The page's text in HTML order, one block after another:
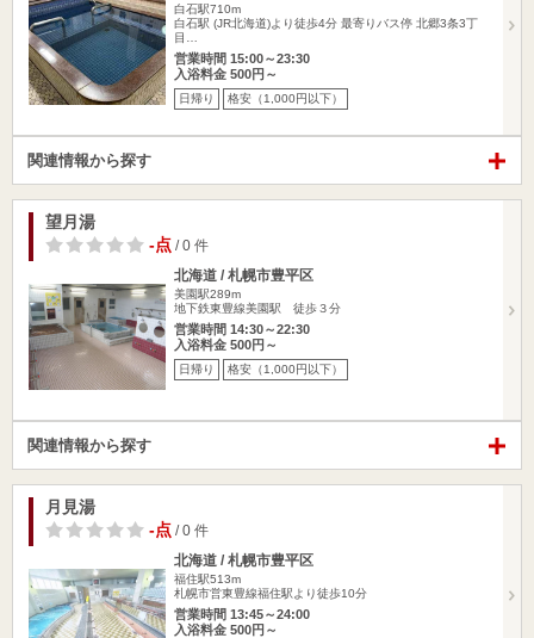
白石駅710m
白石駅 (JR北海道)より徒歩4分 最寄りバス停 北郷3条3丁
目…
営業時間 15:00～23:30
入浴料金 500円～
日帰り 格安（1,000円以下）
関連情報から探す
望月湯
-点 / 0 件
北海道 / 札幌市豊平区
美園駅289m
地下鉄東豊線美園駅 徒歩３分
営業時間 14:30～22:30
入浴料金 500円～
日帰り 格安（1,000円以下）
関連情報から探す
月見湯
-点 / 0 件
北海道 / 札幌市豊平区
福住駅513m
札幌市営東豊線福住駅より徒歩10分
営業時間 13:45～24:00
入浴料金 500円～